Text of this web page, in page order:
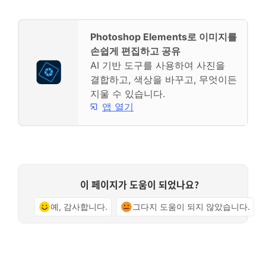
Photoshop Elements로 이미지를
손쉽게 편집하고 공유
AI 기반 도구를 사용하여 사진을
결합하고, 색상을 바꾸고, 무엇이든
지울 수 있습니다.
앱 열기
이 페이지가 도움이 되었나요?
예, 감사합니다. 그다지 도움이 되지 않았습니다.